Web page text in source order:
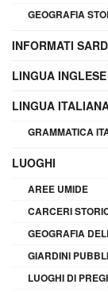
GEOGRAFIA
INFORMATI
LINGUA INGLESE
LINGUA
GRAMMATICA
LUOGHI
AREE UMIDE
CARCERI
GEOGRAFIA
GIARDINI
LUOGHI DI